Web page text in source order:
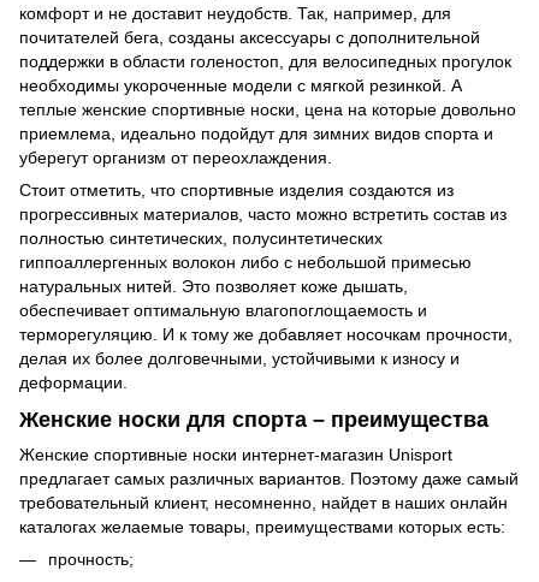
комфорт и не доставит неудобств. Так, например, для
почитателей бега, созданы аксессуары с дополнительной
поддержки в области голеностоп, для велосипедных прогулок
необходимы укороченные модели с мягкой резинкой. А
теплые женские спортивные носки, цена на которые довольно
приемлема, идеально подойдут для зимних видов спорта и
уберегут организм от переохлаждения.
Стоит отметить, что спортивные изделия создаются из
прогрессивных материалов, часто можно встретить состав из
полностью синтетических, полусинтетических
гиппоаллергенных волокон либо с небольшой примесью
натуральных нитей. Это позволяет коже дышать,
обеспечивает оптимальную влагопоглощаемость и
терморегуляцию. И к тому же добавляет носочкам прочности,
делая их более долговечными, устойчивыми к износу и
деформации.
Женские носки для спорта – преимущества
Женские спортивные носки интернет-магазин Unisport
предлагает самых различных вариантов. Поэтому даже самый
требовательный клиент, несомненно, найдет в наших онлайн
каталогах желаемые товары, преимуществами которых есть:
прочность;